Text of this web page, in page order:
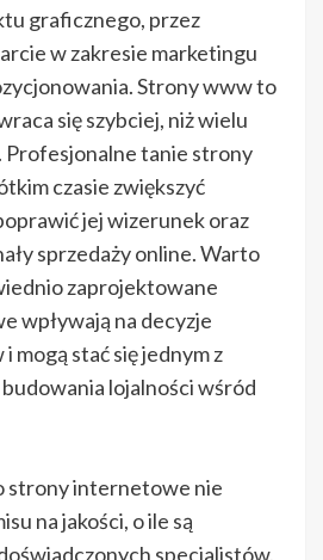
graficznego, przez
w zakresie marketingu
Strony www to
się szybciej, niż wielu
Profesjonalne tanie strony
czasie zwiększyć
jej wizerunek oraz
sprzedaży online. Warto
zaprojektowane
wpływają na decyzje
mogą stać się jednym z
lojalności wśród
strony internetowe nie
na jakości, o ile są
specjalistów.